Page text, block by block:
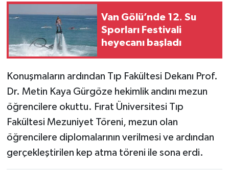
Van Gölü’nde 12. Su
Sporları Festivali
heyecanı başladı
Konuşmaların ardından Tıp Fakültesi Dekanı Prof.
Dr. Metin Kaya Gürgöze hekimlik andını mezun
öğrencilere okuttu. Fırat Üniversitesi Tıp
Fakültesi Mezuniyet Töreni, mezun olan
öğrencilere diplomalarının verilmesi ve ardından
gerçekleştirilen kep atma töreni ile sona erdi.